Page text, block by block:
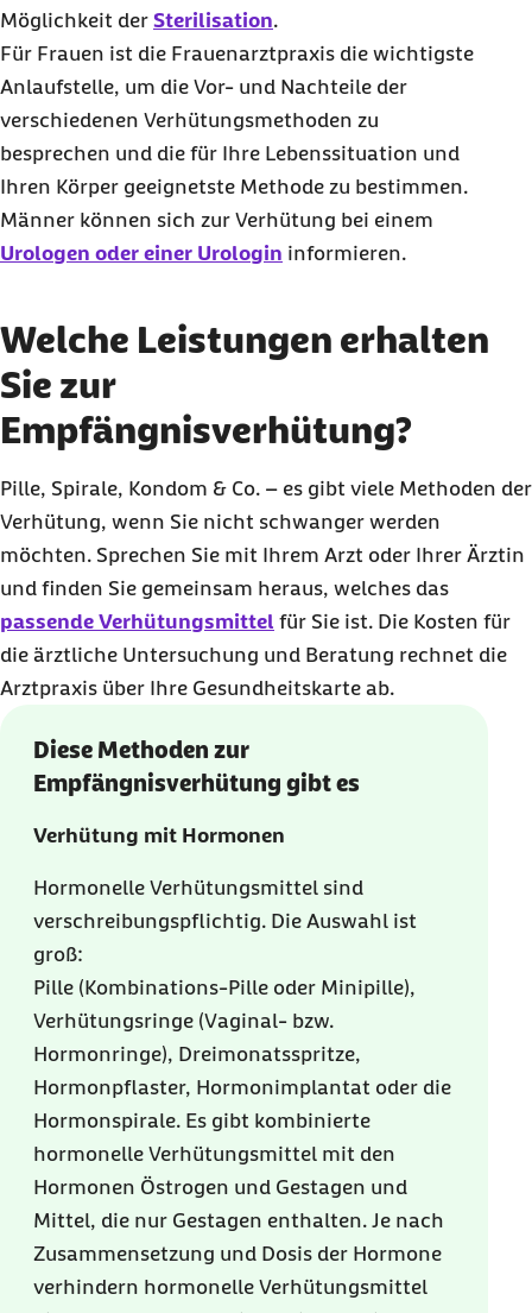
Möglichkeit der Sterilisation.
Für Frauen ist die Frauenarztpraxis die wichtigste
Anlaufstelle, um die Vor- und Nachteile der
verschiedenen Verhütungsmethoden zu
besprechen und die für Ihre Lebenssituation und
Ihren Körper geeignetste Methode zu bestimmen.
Männer können sich zur Verhütung bei einem
Urologen oder einer Urologin informieren.
Welche Leistungen erhalten
Sie zur
Empfängnisverhütung?
Pille, Spirale, Kondom & Co. – es gibt viele Methoden der
Verhütung, wenn Sie nicht schwanger werden
möchten. Sprechen Sie mit Ihrem Arzt oder Ihrer Ärztin
und finden Sie gemeinsam heraus, welches das
passende Verhütungsmittel für Sie ist. Die Kosten für
die ärztliche Untersuchung und Beratung rechnet die
Arztpraxis über Ihre Gesundheitskarte ab.
Diese Methoden zur
Empfängnisverhütung gibt es
Verhütung mit Hormonen
Hormonelle Verhütungsmittel sind
verschreibungspflichtig. Die Auswahl ist
groß:
Pille (Kombinations-Pille oder Minipille),
Verhütungsringe (Vaginal- bzw.
Hormonringe), Dreimonatsspritze,
Hormonpflaster, Hormonimplantat oder die
Hormonspirale. Es gibt kombinierte
hormonelle Verhütungsmittel mit den
Hormonen Östrogen und Gestagen und
Mittel, die nur Gestagen enthalten. Je nach
Zusammensetzung und Dosis der Hormone
verhindern hormonelle Verhütungsmittel